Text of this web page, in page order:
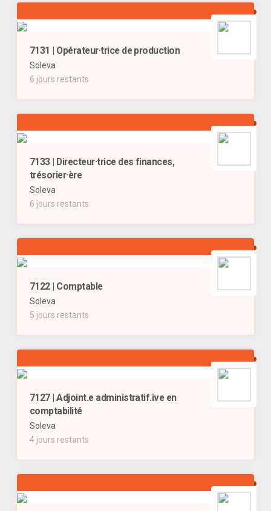
7131 | Opérateur·trice de production
Soleva
6 jours restants
7133 | Directeur·trice des finances,
trésorier·ère
Soleva
6 jours restants
7122 | Comptable
Soleva
5 jours restants
7127 | Adjoint.e administratif.ive en
comptabilité
Soleva
4 jours restants